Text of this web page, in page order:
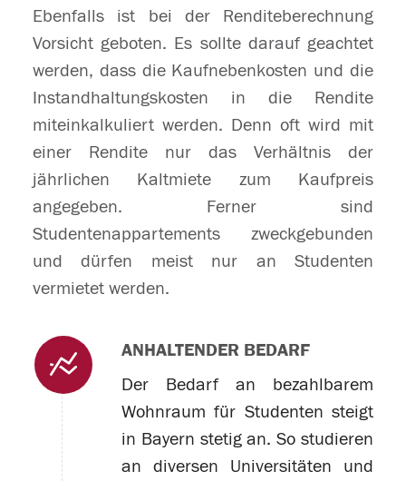
Ebenfalls ist bei der Renditeberechnung
Vorsicht geboten. Es sollte darauf geachtet
werden, dass die Kaufnebenkosten und die
Instandhaltungskosten in die Rendite
miteinkalkuliert werden. Denn oft wird mit
einer Rendite nur das Verhältnis der
jährlichen Kaltmiete zum Kaufpreis
angegeben. Ferner sind
Studentenappartements zweckgebunden
und dürfen meist nur an Studenten
vermietet werden.
ANHALTENDER BEDARF
Der Bedarf an bezahlbarem
Wohnraum für Studenten steigt
in Bayern stetig an. So studieren
an diversen Universitäten und